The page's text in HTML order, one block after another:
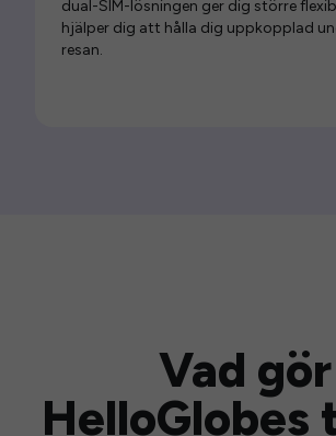
dual-SIM-lösningen ger dig större
hjälper dig att hålla dig uppkopplad
resan.
Vad gör
HelloGlobes